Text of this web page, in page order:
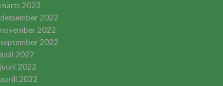
märts 2023
detsember 2022
november 2022
september 2022
juuli 2022
juuni 2022
aprill 2022